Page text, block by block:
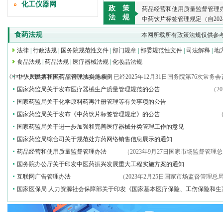
化工仪器网
政 策
法 规
药品经营和使用质量监督管理
中药饮片标签管理规定（自
本网所载所有政策法规仅供参
食药法规
法律 行政法规 国务院规范性文件 部门规章 部委规范性文件 司法解释 地
食品法规 药品法规 医疗器械法规 化妆品法规
《中华人民共和国药品管理法实施条例》已经2025年12月31日国务院第76次常务
中华人民共和国药品管理法实施条例
（
国家药监局关于发布医疗器械生产质量管理规范的公告
国家药监局关于化学原料药再注册管理等有关事项的公告
国家药监局关于发布《中药饮片标签管理规定》的公告
国家药监局关于进一步加强和完善医疗器械分类管理工作的意见
国家药监局综合司关于规范处方药网络销售信息展示的通知
（2023年9月27日国家市场监督管理
药品经营和使用质量监督管理办法
国务院办公厅关于印发中医药振兴发展重大工程实施方案的通知
（2023年2月25日国家市场监督管理
互联网广告管理办法
国家医保局 人力资源社会保障部关于印发《国家基本医疗保险、工伤保险和